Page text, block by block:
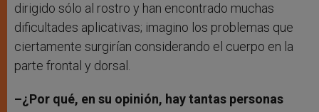
dirigido sólo al rostro y han encontrado muchas
dificultades aplicativas; imagino los problemas que
ciertamente surgirían considerando el cuerpo en la
parte frontal y dorsal.
–¿Por qué, en su opinión, hay tantas personas